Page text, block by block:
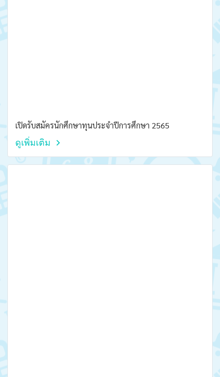
เปิดรับสมัครนักศึกษาทุนประจำปีการศึกษา 2565
ดูเพิ่มเติม